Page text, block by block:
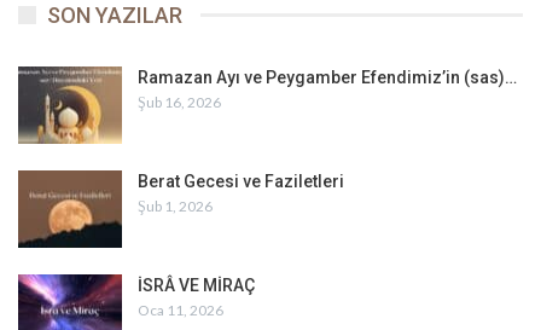
SON YAZILAR
Ramazan Ayı ve Peygamber Efendimiz’in (sas)…
Şub 16, 2026
Berat Gecesi ve Faziletleri
Şub 1, 2026
İSRÂ VE MİRAÇ
Oca 11, 2026